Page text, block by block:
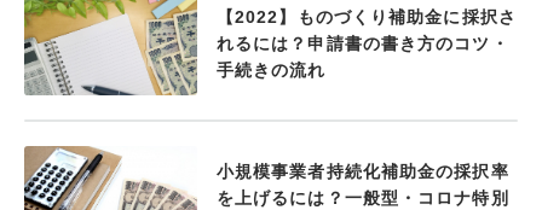
【2022】ものづくり補助金に採択さ
れるには？申請書の書き方のコツ・
手続きの流れ
小規模事業者持続化補助金の採択率
を上げるには？一般型・コロナ特別